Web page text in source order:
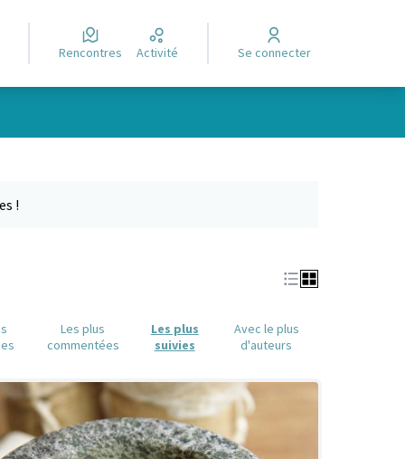
Rencontres Activité Se connecter
!
Les plus
commentées
Les plus
suivies
Avec le plus
d'auteurs